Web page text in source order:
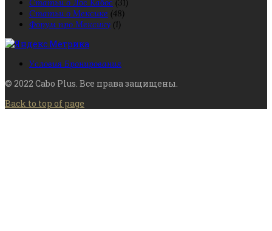
Статьи о Лос Кабос (31)
Статьи о Мексике (48)
Форум про Мексику (1)
Условия Бронирования
© 2022 Cabo Plus. Все права защищены.
Back to top of page